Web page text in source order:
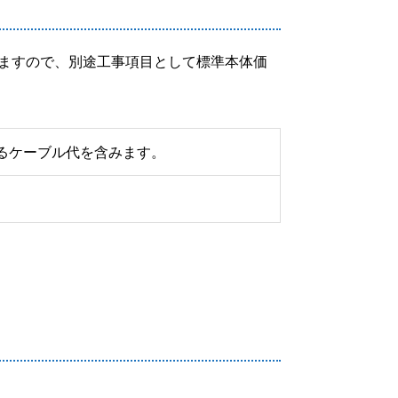
すので、別途工事項目として標準本体価
ーブル代を含みます。